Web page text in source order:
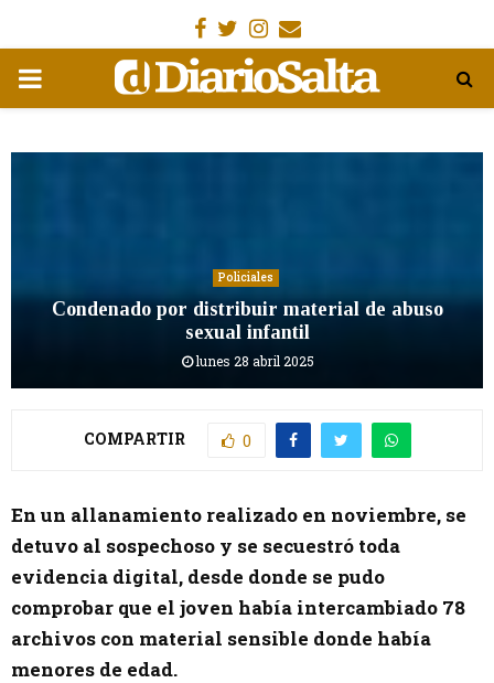
Facebook
Gorjeo
Instagram
Email
MENÚ
Policiales
Condenado por distribuir material de abuso
sexual infantil
lunes 28 abril 2025
COMPARTIR 0
En un allanamiento realizado en noviembre, se
detuvo al sospechoso y se secuestró toda
evidencia digital, desde donde se pudo
comprobar que el joven había intercambiado 78
archivos con material sensible donde había
menores de edad.